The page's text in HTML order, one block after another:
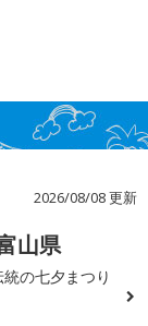
2026/08/08 更新
山県
の七夕まつり